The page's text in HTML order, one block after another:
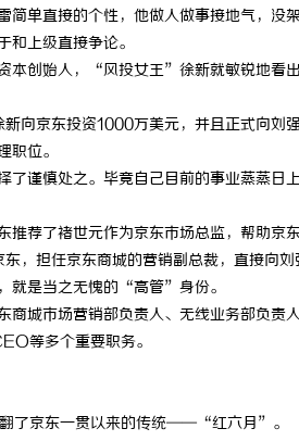
简单直接的个性，他做人做事接地气，
上级直接争论。
本创始人，“风投女王”徐新就敏锐地看
京东投资1000万美元，并且正式向刘
职位。
了谨慎处之。毕竟自己目前的事业蒸蒸
推荐了褚世元作为京东市场总监，帮助京
，担任京东商城的营销副总裁，直接向刘
就是当之无愧的“高管”身份。
商城市场营销部负责人、无线业务部负
等多个重要职务。
了京东一贯以来的传统——“红六月”。
化研发体系 厦门展览公司全方位服
市场开拓